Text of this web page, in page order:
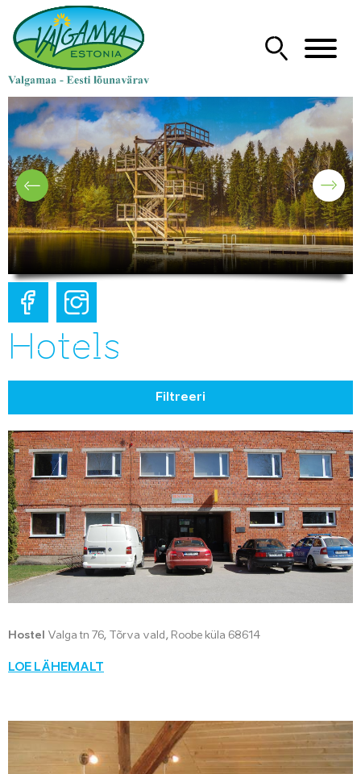
Hotels
Filtreeri
Hostel Valga tn 76, Tõrva vald, Roobe küla 68614
LOE LÄHEMALT